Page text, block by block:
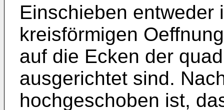
Einschieben entweder
kreisförmigen
auf die Ecken der
ausgerichtet sind.
hochgeschoben ist,